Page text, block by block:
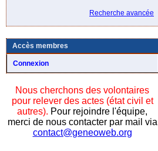
Recherche avancée
Accès membres
Connexion
Nous cherchons des volontaires
pour relever des actes (état civil et
autres). Pour rejoindre l'équipe,
merci de nous contacter par mail via
contact@geneoweb.org